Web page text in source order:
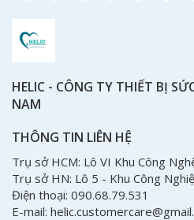
HELIC - CÔNG TY THIẾT BỊ
NAM
THÔNG TIN LIÊN HỆ
Trụ sở HCM: Lô VI Khu Công
Trụ sở HN: Lô 5 - Khu Công
Điện thoại: 090.68.79.531
E-mail: